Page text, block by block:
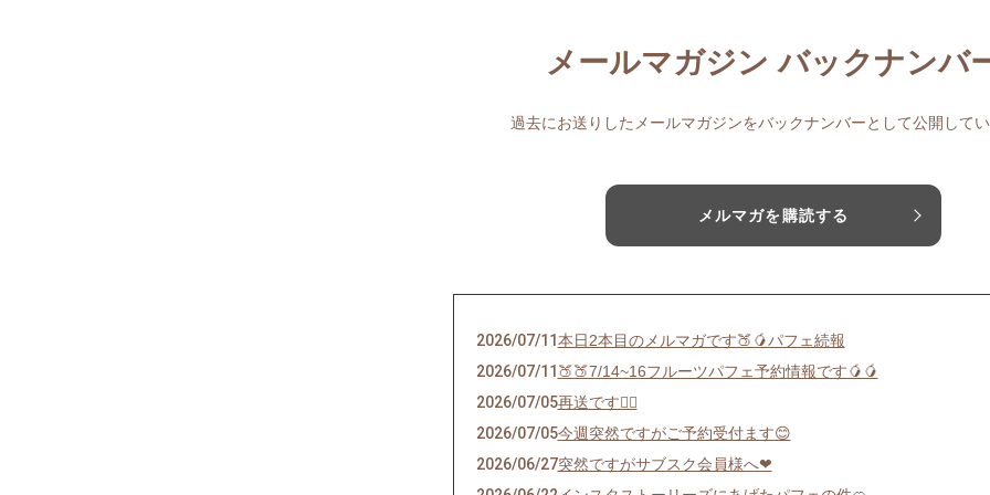
メールマガジン バックナンバ
過去にお送りしたメールマガジンをバックナンバーとして公開してい
メルマガを購読する
2026/07/11本日2本目のメルマガです🍑🥭パフェ続報
2026/07/11 🍑🍑7/14~16フルーツパフェ予約情報です🥭🥭
2026/07/05再送です🙇‍♀️
2026/07/05今週突然ですがご予約受付ます😊
2026/06/27突然ですがサブスク会員様へ❤︎